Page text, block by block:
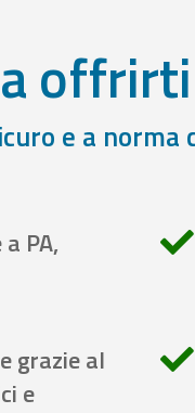
e a
PA,
grazie al
e